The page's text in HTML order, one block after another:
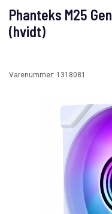
Phanteks M25
(hvidt)
Varenummer: 1318081